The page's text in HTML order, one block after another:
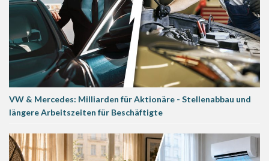
VW & Mercedes: Milliarden für Aktionäre - Stellenabbau und
längere Arbeitszeiten für Beschäftigte